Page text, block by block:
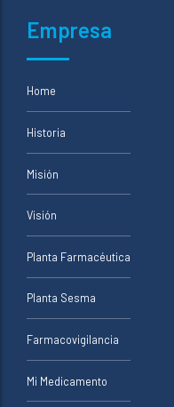
Empresa
Home
Historia
Misión
Visión
Planta Farmacéutica
Planta Sesma
Farmacovigilancia
Mi Medicamento